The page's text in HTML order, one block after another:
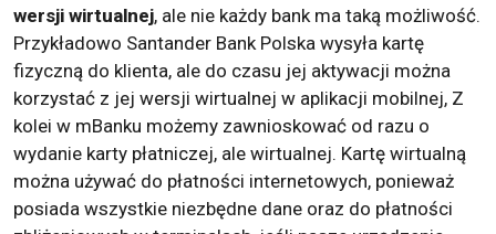
wersji wirtualnej, ale nie każdy bank ma taką możliwość.
Przykładowo Santander Bank Polska wysyła kartę
fizyczną do klienta, ale do czasu jej aktywacji można
korzystać z jej wersji wirtualnej w aplikacji mobilnej, Z
kolei w mBanku możemy zawnioskować od razu o
wydanie karty płatniczej, ale wirtualnej. Kartę wirtualną
można używać do płatności internetowych, ponieważ
posiada wszystkie niezbędne dane oraz do płatności